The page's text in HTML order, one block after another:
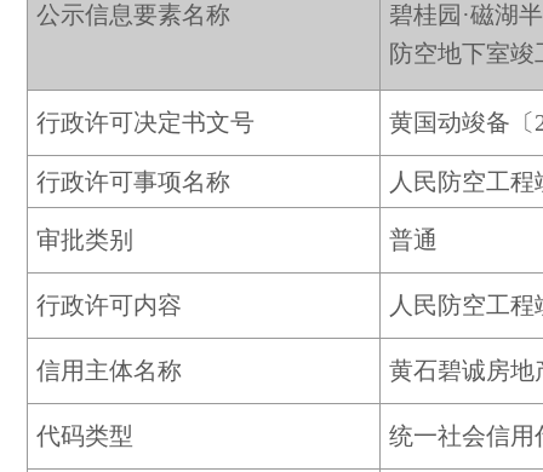
公示信息要素名称
碧桂园·磁湖
防空地下室
行政许可决定书文号 黄国动竣备〔
行政许可事项名称 人民防空工
审批类别 普通
行政许可内容 人民防空工
信用主体名称 黄石碧诚房地
代码类型 统一社会信用